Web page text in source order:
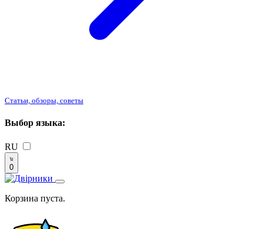
Статьи, обзоры, советы
Выбор языка:
RU
0
Корзина пуста.